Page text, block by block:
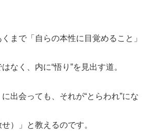
まで「自らの本性に目覚めること」
なく、内に“悟り”を見出す道。
出会っても、それが“とらわれ”にな
）」と教えるのです。